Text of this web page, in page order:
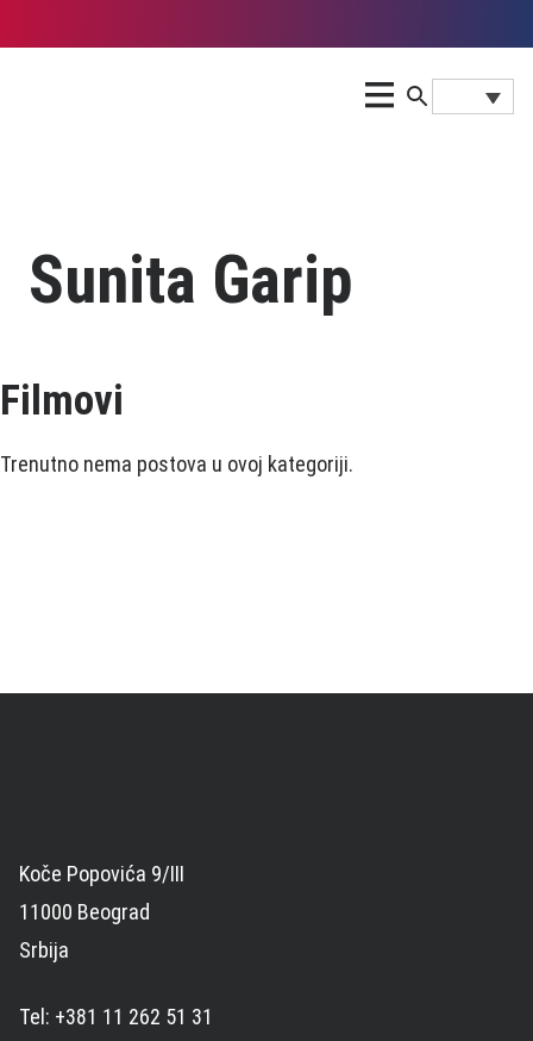
Sunita Garip
Filmovi
Trenutno nema postova u ovoj kategoriji.
Koče Popovića 9/III
11000 Beograd
Srbija
Tel: +381 11 262 51 31